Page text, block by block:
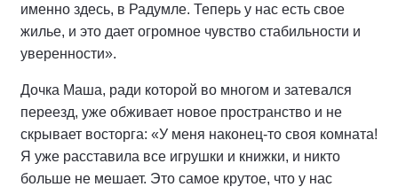
именно здесь, в Радумле. Теперь у нас есть свое
жилье, и это дает огромное чувство стабильности и
уверенности».
Дочка Маша, ради которой во многом и затевался
переезд, уже обживает новое пространство и не
скрывает восторга: «У меня наконец-то своя комната!
Я уже расставила все игрушки и книжки, и никто
больше не мешает. Это самое крутое, что у нас